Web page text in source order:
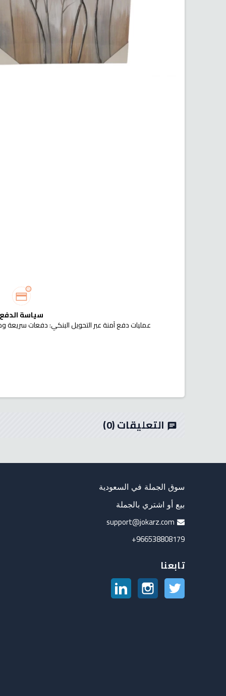
سياسة الدفع
عمليات دفع آمنة عبر التحويل البنكي: دفعات سريعة
chat التعليقات(0)
سوق الجملة في السعودية
بيع أو اشتري بالجملة
support@jokarz.com
966538808179+
تابعنا
تويتر انستغرام